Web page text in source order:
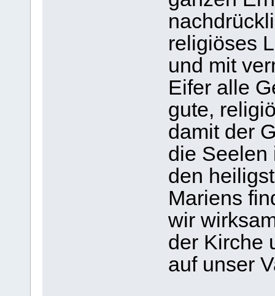
religiöses
und mit
Eifer alle
gute,
damit der
die Seelen
den
Mariens
wir
der Kirche
auf unser